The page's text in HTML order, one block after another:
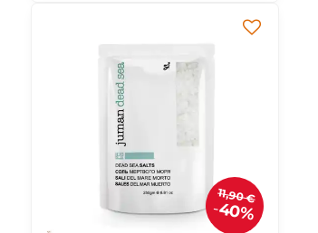
11,90 €
40%